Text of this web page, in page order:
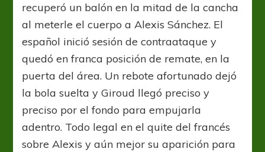
recuperó un balón en la mitad de la cancha
al meterle el cuerpo a Alexis Sánchez. El
español inició sesión de contraataque y
quedó en franca posición de remate, en la
puerta del área. Un rebote afortunado dejó
la bola suelta y Giroud llegó preciso y
preciso por el fondo para empujarla
adentro. Todo legal en el quite del francés
sobre Alexis y aún mejor su aparición para